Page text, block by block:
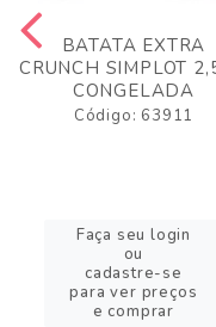
BATATA EXTRA
CRUNCH SIMPLOT
CONGELADA
Código: 63911
Faça seu login
ou
cadastre-se
para ver preços
e comprar